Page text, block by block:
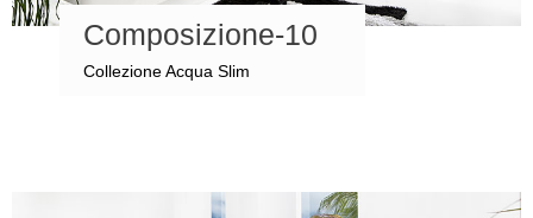
Composizione-10
Collezione Acqua Slim